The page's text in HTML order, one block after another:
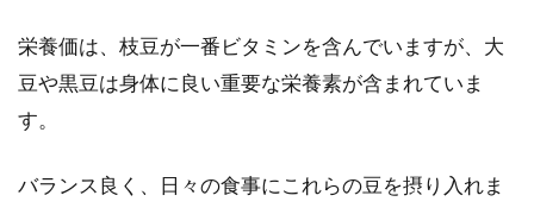
栄養価は、枝豆が一番ビタミンを含んでいますが、大
豆や黒豆は身体に良い重要な栄養素が含まれていま
す。
バランス良く、日々の食事にこれらの豆を摂り入れま